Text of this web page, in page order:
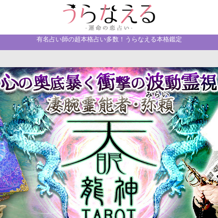
有名占い師の超本格占い多数！うらなえる本格鑑定